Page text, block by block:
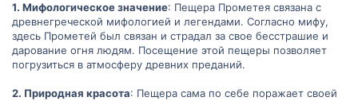
1. Мифологическое значение: Пещера Прометея связана с
древнегреческой мифологией и легендами. Согласно мифу,
здесь Прометей был связан и страдал за свое бесстрашие и
дарование огня людям. Посещение этой пещеры позволяет
погрузиться в атмосферу древних преданий.
2. Природная красота: Пещера сама по себе поражает своей